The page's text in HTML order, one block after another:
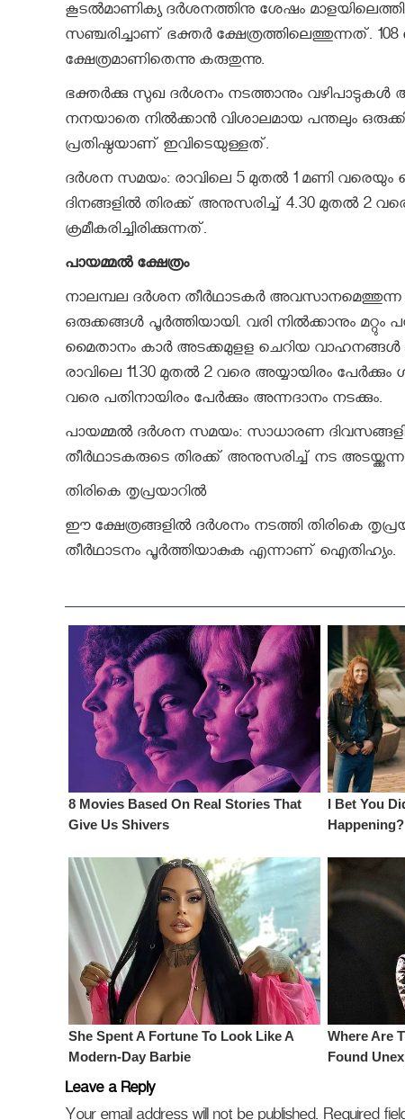
കൂടൽമാണിക്യ ദർശനത്തിനു ശേഷം മാളയിലെത്തി
സഞ്ചരിച്ചാണ് ഭക്തർ ക്ഷേത്രത്തിലെത്തുന്നത്.
ക്ഷേത്രമാണിതെന്നു കരുതുന്നു.
ഭക്തർക്കു സുഖ ദർശനം നടത്താനും വഴിപാടുകൾ
നനയാതെ നിൽക്കാൻ വിശാലമായ പന്തലും
പ്രതിഷ്ഠയാണ് ഇവിടെയുള്ളത്.
ദർശന സമയം: രാവിലെ 5 മുതൽ 1 മണി
ദിനങ്ങളിൽ തിരക്ക് അനുസരിച്ച് 4.30 മുതൽ 2
ക്രമീകരിച്ചിരിക്കുന്നത്.
പായമ്മൽ ക്ഷേത്രം
നാലമ്പല ദർശന തീർഥാടകർ അവസാനമെത്തുന്ന
ഒരുക്കങ്ങൾ പൂർത്തിയായി. വരി നിൽക്കാനും
മൈതാനം കാർ അടക്കമുളള ചെറിയ വാഹനങ്ങൾ
രാവിലെ 11.30 മുതൽ 2 വരെ അയ്യായിരം
വരെ പതിനായിരം പേർക്കും അന്നദാനം നടക്കും.
പായമ്മൽ ദർശന സമയം: സാധാരണ
തീർഥാടകരുടെ തിരക്ക് അനുസരിച്ച് നട
തിരികെ തൃപ്രയാറിൽ
ഈ ക്ഷേത്രങ്ങളിൽ ദർശനം നടത്തി തിരികെ
തീർഥാടനം പൂർത്തിയാകുക എന്നാണ് ഐതിഹ്യം.
Leave a Reply